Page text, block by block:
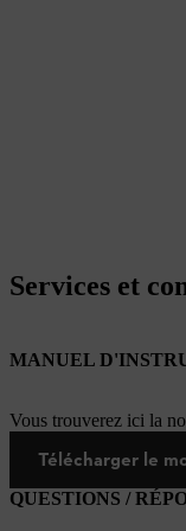
Services et
MANUEL
Vous trouverez ici la
Télécharger le
QUESTIONS /